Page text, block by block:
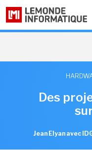
Des
Jean Elyan avec